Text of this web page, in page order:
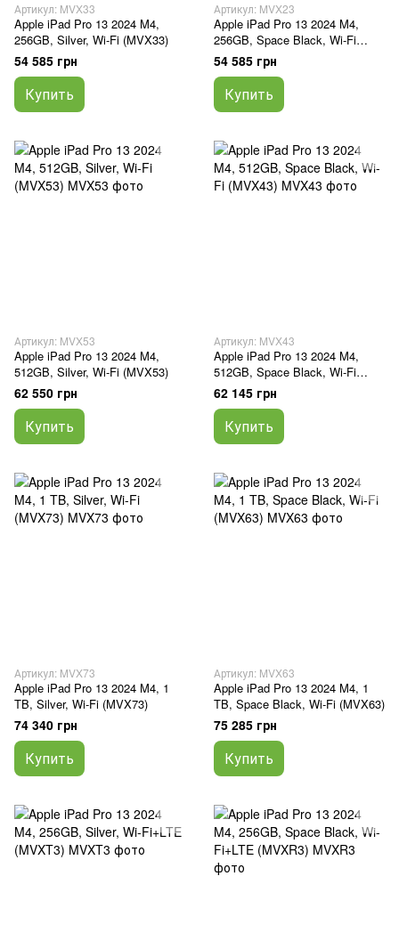
Артикул: MVX33
Apple iPad Pro 13 2024 M4,
256GB, Silver, Wi-Fi (MVX33)
54 585 грн
Купить
Артикул: MVX23
Apple iPad Pro 13 2024 M4,
256GB, Space Black, Wi-Fi
(MVX23)
54 585 грн
Купить
Артикул: MVX53
Apple iPad Pro 13 2024 M4,
512GB, Silver, Wi-Fi (MVX53)
62 550 грн
Купить
Артикул: MVX43
Apple iPad Pro 13 2024 M4,
512GB, Space Black, Wi-Fi
(MVX43)
62 145 грн
Купить
Артикул: MVX73
Apple iPad Pro 13 2024 M4, 1
TB, Silver, Wi-Fi (MVX73)
74 340 грн
Купить
Артикул: MVX63
Apple iPad Pro 13 2024 M4, 1
TB, Space Black, Wi-Fi (MVX63)
75 285 грн
Купить